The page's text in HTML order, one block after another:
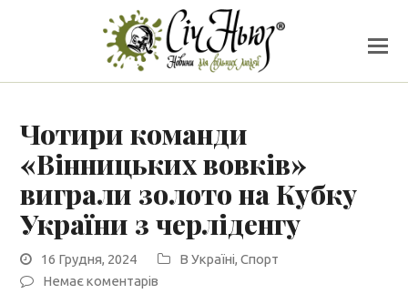
Чотири команди
«Вінницьких вовків»
виграли золото на Кубку
України з черліденгу
16 Грудня, 2024 В Україні,Спорт
Немає коментарів